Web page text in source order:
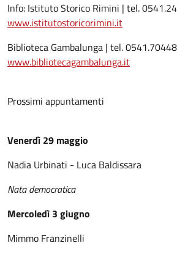
Info: Istituto Storico Rimini | tel.
www.istitutostoricorimini.it
Biblioteca Gambalunga | tel.
www.bibliotecagambalunga.it
Prossimi appuntamenti
Venerdì 29 maggio
Nadia Urbinati - Luca Baldissara
Nata democratica
Mercoledì 3 giugno
Mimmo Franzinelli